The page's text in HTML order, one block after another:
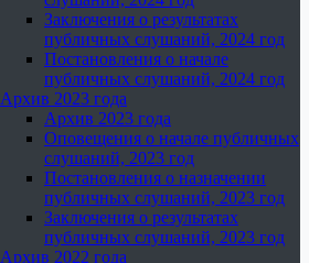
Заключения о результатах
публичных слушаний, 2024 год
Постановления о начале
публичных слушаний, 2024 год
Архив 2023 года
Архив 2023 года
Оповещения о начале публичных
слушаний, 2023 год
Постановления о назначении
публичных слушаний, 2023 год
Заключения о результатах
публичных слушаний, 2023 год
Архив 2022 года